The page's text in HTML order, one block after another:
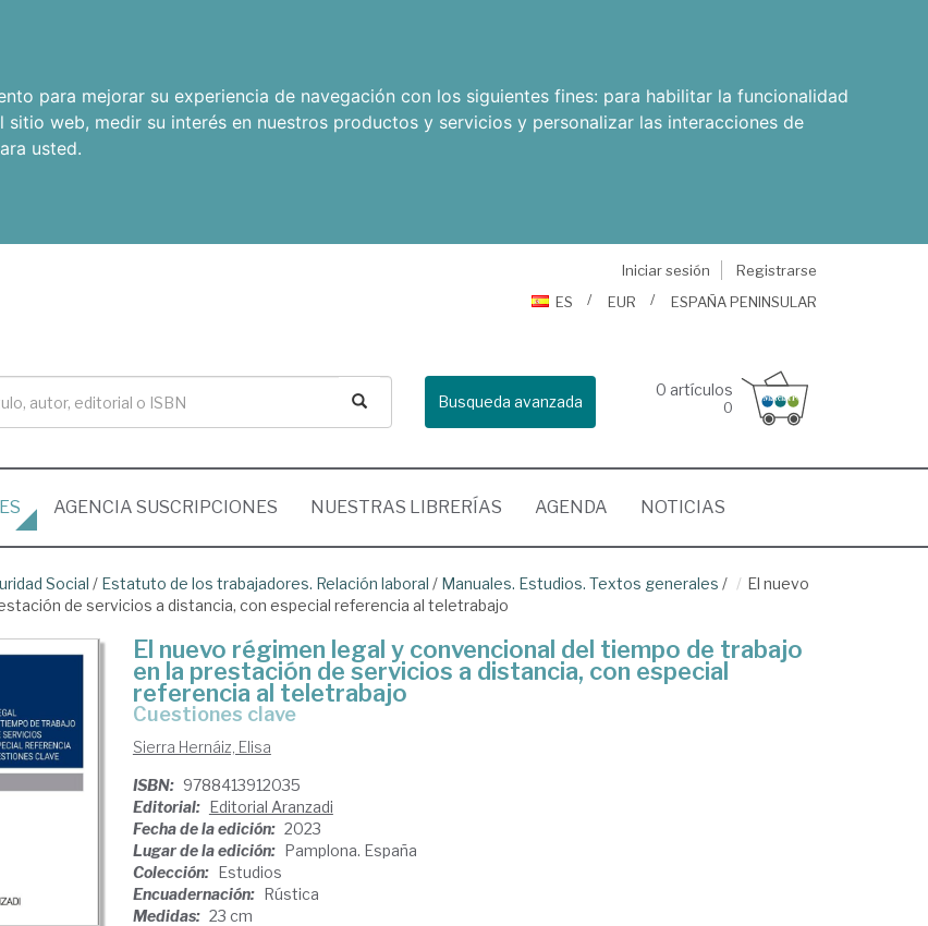
para mejorar su experiencia de navegación con los siguientes fines: para habilitar la funcionalidad
sitio web, medir su interés en nuestros productos y servicios y personalizar las interacciones de
usted.
Iniciar sesión
Registrarse
ES
EUR ESPAÑA PENINSULAR
Busqueda avanzada
0 artículos
0
AGENCIA SUSCRIPCIONES NUESTRAS LIBRERÍAS AGENDA NOTICIAS
Social / Estatuto de los trabajadores. Relación laboral / Manuales. Estudios. Textos generales /
El nuevo
de servicios a distancia, con especial referencia al teletrabajo
El nuevo régimen legal y convencional del tiempo de trabajo
en la prestación de servicios a distancia, con especial
referencia al teletrabajo
Cuestiones clave
Sierra Hernáiz, Elisa
ISBN: 9788413912035
Editorial: Editorial Aranzadi
Fecha de la edición: 2023
Lugar de la edición: Pamplona. España
Colección: Estudios
Encuadernación: Rústica
Medidas: 23 cm